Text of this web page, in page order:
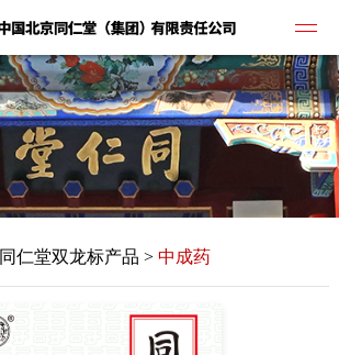
党建
人才
同仁堂双龙标产品 > 中成药